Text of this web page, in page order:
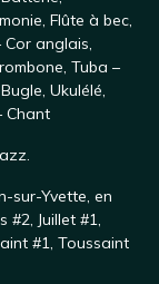
,Flûte à bec,
Cor anglais,
,Tuba –
,Ukulélé,
Chant
.
sur-Yvette, en
#2, Juillet #1,
#1,Toussaint